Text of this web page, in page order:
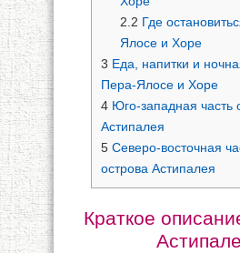
2.2 Где
Ялосе и Хоре
3 Еда, напитки и
Пера-Ялосе и Хоре
4 Юго-западная часть
Астипалея
5 Северо-восточная
острова Астипалея
Краткое